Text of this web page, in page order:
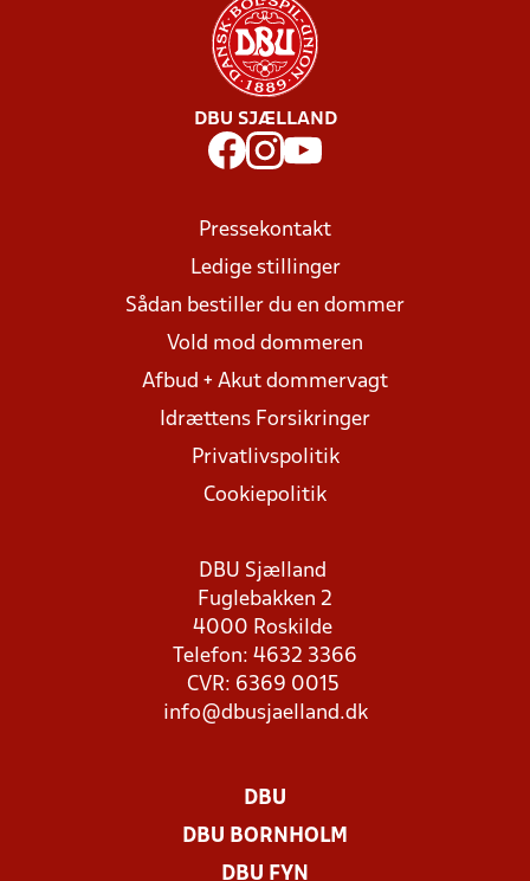
DBU SJÆLLAND
Pressekontakt
Ledige stillinger
Sådan bestiller du en dommer
Vold mod dommeren
Afbud + Akut dommervagt
Idrættens Forsikringer
Privatlivspolitik
Cookiepolitik
DBU Sjælland
Fuglebakken 2
4000 Roskilde
Telefon: 4632 3366
CVR: 6369 0015
info@dbusjaelland.dk
DBU
DBU BORNHOLM
DBU FYN